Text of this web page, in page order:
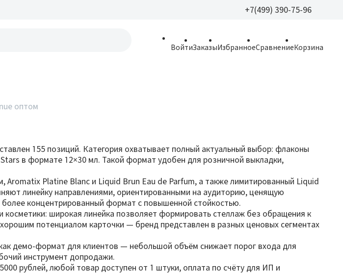
+7(499) 390-75-96
ВойтиЗаказыИзбранноеСравнениеКорзина
оптом
155 позиций. Категория охватывает полный актуальный выбор: флаконы
в формате 12×30 мл. Такой формат удобен для розничной выкладки,
Platine Blanc и Liquid Brun Eau de Parfum, а также лимитированный Liquid
линейку направлениями, ориентированными на аудиторию, ценящую
концентрированный формат с повышенной стойкостью.
широкая линейка позволяет формировать стеллаж без обращения к
потенциалом карточки — бренд представлен в разных ценовых сегментах
демо-формат для клиентов — небольшой объём снижает порог входа для
инструмент допродажи.
рублей, любой товар доступен от 1 штуки, оплата по счёту для ИП и